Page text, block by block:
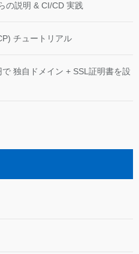
の説明 & CI/CD 実践
チュートリアル
独自ドメイン + SSL証明書を設